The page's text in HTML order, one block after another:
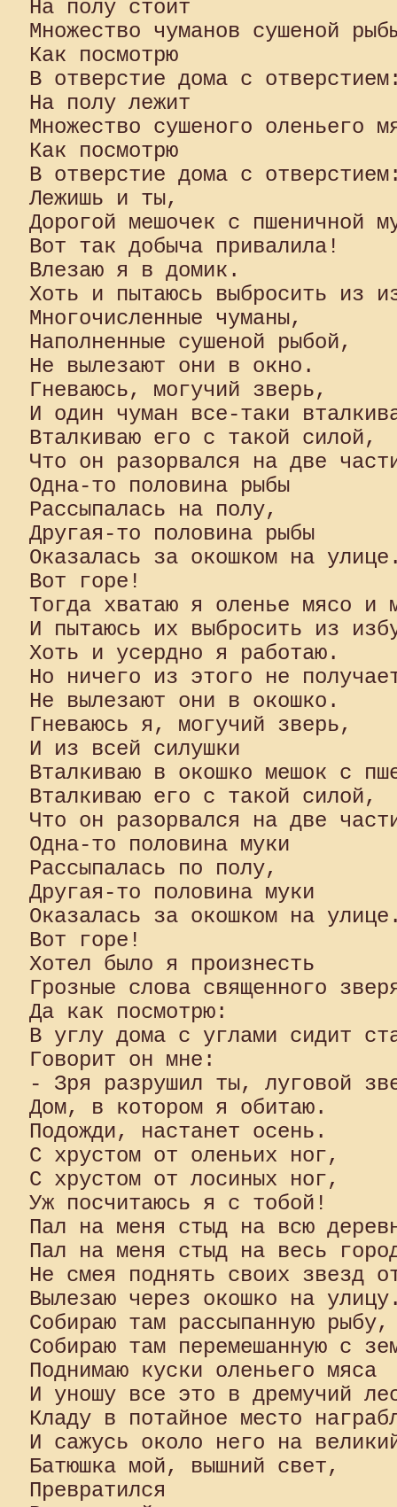
На полу стоит
Множество чуманов сушеной
Как посмотрю
В отверстие дома с
На полу лежит
Множество сушеного оленьего
Как посмотрю
В отверстие дома с
Лежишь и ты,
Дорогой мешочек с пшеничной
Вот так добыча привалила!
Влезаю я в домик.
Хоть и пытаюсь выбросить из
Многочисленные чуманы,
Наполненные сушеной рыбой,
Не вылезают они в окно.
Гневаюсь, могучий зверь,
И один чуман все-таки
Вталкиваю его с такой силой,
Что он разорвался на две
Одна-то половина рыбы
Рассыпалась на полу,
Другая-то половина рыбы
Оказалась за окошком на
Вот горе!
Тогда хватаю я оленье мясо и
И пытаюсь их выбросить из
Хоть и усердно я работаю.
Но ничего из этого не
Не вылезают они в окошко.
Гневаюсь я, могучий зверь,
И из всей силушки
Вталкиваю в окошко мешок с
Вталкиваю его с такой силой,
Что он разорвался на две
Одна-то половина муки
Рассыпалась по полу,
Другая-то половина муки
Оказалась за окошком на
Вот горе!
Хотел было я произнесть
Грозные слова священного
Да как посмотрю:
В углу дома с углами сидит
Говорит он мне:
- Зря разрушил ты, луговой
Дом, в котором я обитаю.
Подожди, настанет осень.
С хрустом от оленьих ног,
С хрустом от лосиных ног,
Уж посчитаюсь я с тобой!
Пал на меня стыд на всю
Пал на меня стыд на весь
Не смея поднять своих звезд
Вылезаю через окошко на
Собираю там рассыпанную рыбу,
Собираю там перемешанную с
Поднимаю куски оленьего мяса
И уношу все это в дремучий
Кладу в потайное место
И сажусь около него на
Батюшка мой, вышний свет,
Превратился